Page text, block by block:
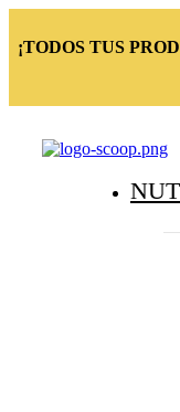
¡TODOS TUS